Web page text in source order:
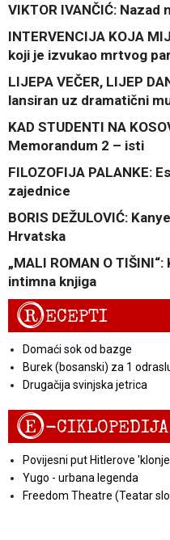
VIKTOR IVANČIĆ: Nazad
INTERVENCIJA KOJA
koji je izvukao mrtvog
LIJEPA VEČER, LIJEP
lansiran uz dramatični
KAD STUDENTI NA
Memorandum 2 – isti
FILOZOFIJA PALANKE:
zajednice
BORIS DEŽULOVIĆ:
Hrvatska
„MALI ROMAN O
intimna knjiga
RECEPTI
Domaći sok od bazge
Burek (bosanski) za 1
Drugačija svinjska jetrica
E-CIKLOPEDIJA
Povijesni put Hitlerove
Yugo - urbana legenda
Freedom Theatre (Teatar